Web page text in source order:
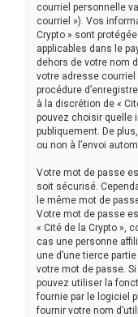
courriel personnelle
courriel »). Vos
Crypto » sont
applicables dans le
dehors de votre nom
votre adresse courriel
procédure
à la discrétion de «
pouvez choisir quelle
publiquement. De
ou non à l’envoi
Votre mot de passe
soit sécurisé.
le même mot de
Votre mot de passe
« Cité de la Crypto »,
cas une personne
une d’une tierce
votre mot de passe.
pouvez utiliser la
fournie par le logiciel
fournir votre nom